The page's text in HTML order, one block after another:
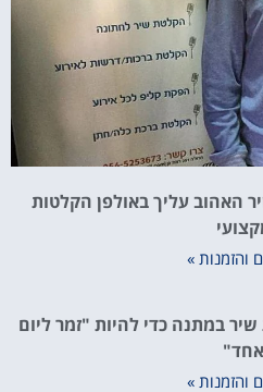
האהוב עליך באולפן הקלטות
והזמנות »
במתנה כדי להיות "זמר ליום
אחד"
והזמנות »